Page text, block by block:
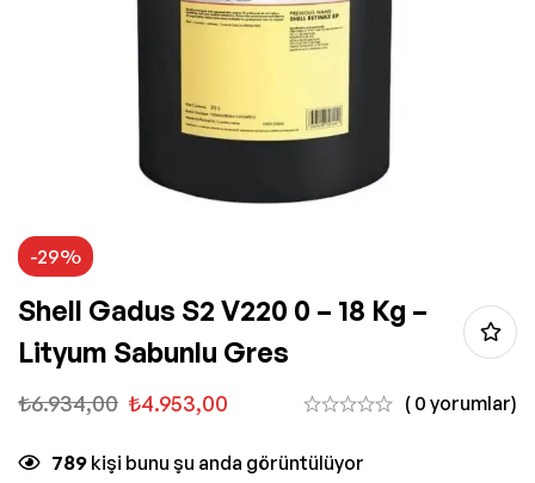
-29%
Shell Gadus S2 V220 0 – 18 Kg –
Lityum Sabunlu Gres
₺6.934,00 ₺4.953,00 ( 0 yorumlar)
789 kişi bunu şu anda görüntülüyor